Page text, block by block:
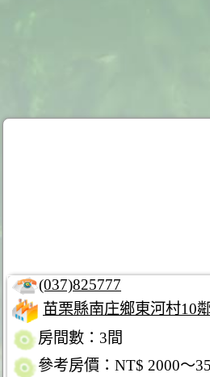
(037)825777
苗栗縣南庄鄉東河村10
房間數：3間
參考房價：NT$ 2000～